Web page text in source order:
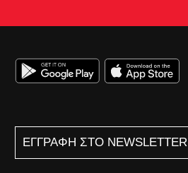
ΕΓΓΡΑΦΗ ΣΤΟ NEWSLETTER